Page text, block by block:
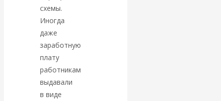
кризис в
банковской
сфере России
уже начался
схемы.
Иногда
даже
заработную
плату
работникам
выдавали
в виде